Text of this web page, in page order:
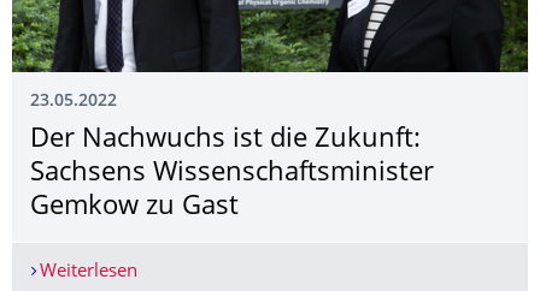
23.05.2022
Der Nachwuchs ist die Zukunft:
Sachsens Wissenschaftsmi­nister
Gemkow zu Gast
Weiterlesen